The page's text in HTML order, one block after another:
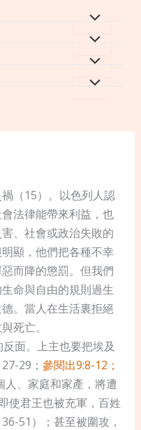
（15）。以色列人認
法律能帶來利益，也
、社會或政治失敗的
顯，他們把各種不幸
而降的懲罰。但我們
命與自由的規則過生
。當人在生活裏拒絕
死亡。
反面。上主也要把埃及
29； 參閱出9:8-12；
人、家庭和家產，將遭
使君王也被充軍，百姓
51）；甚至被圍攻，